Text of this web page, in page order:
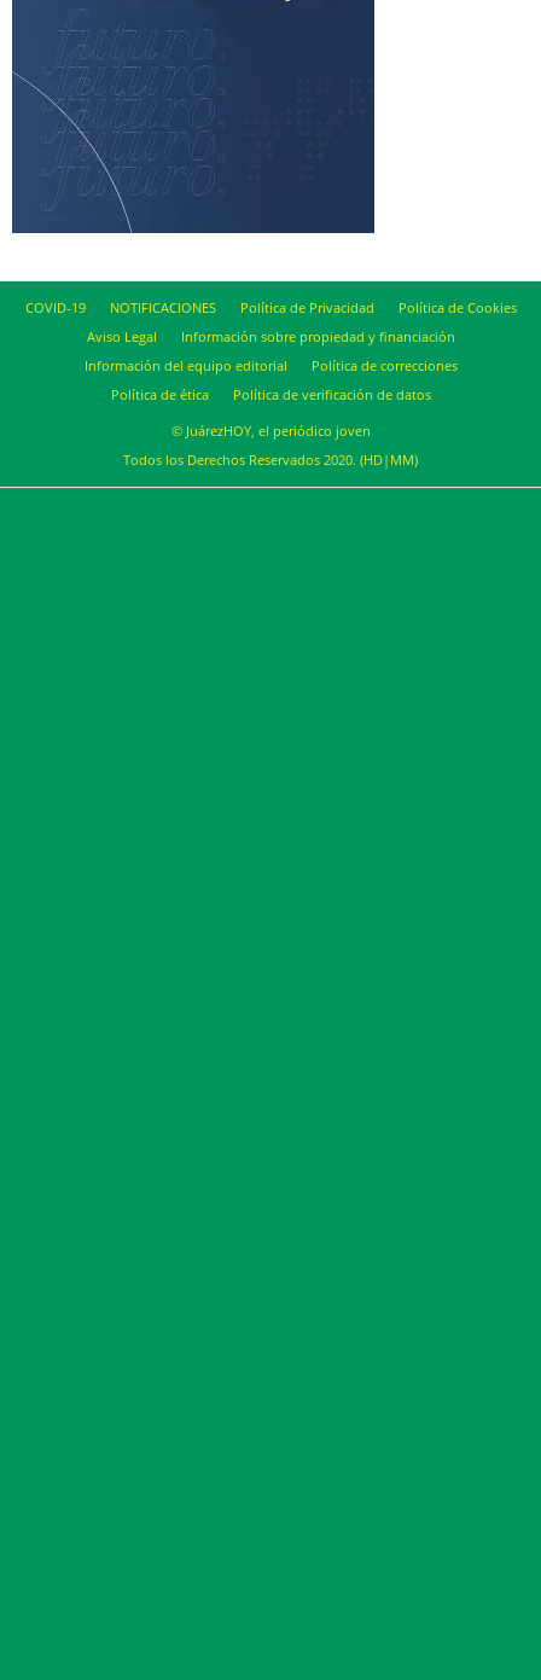
COVID-19 NOTIFICACIONES Política de Privacidad
Política de Cookies
Aviso Legal
Información sobre propiedad y financiación
Información del equipo editorial
Política de correcciones
Política de ética
Política de verificación de datos
© JuárezHOY, el periódico joven
Todos los Derechos Reservados 2020. (HD|MM)